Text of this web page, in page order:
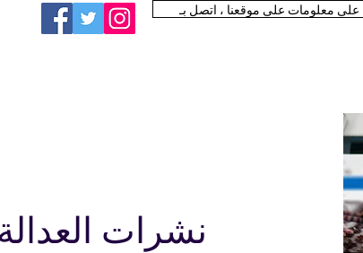
نشرات